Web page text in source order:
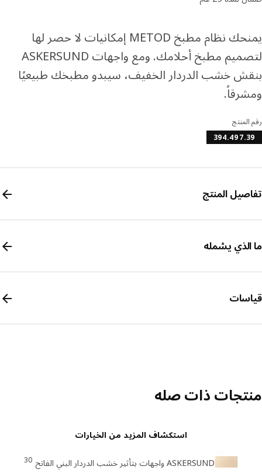
يمنحك نظام مطبخ METOD إمكانيات لا حصر لها
لتصميم مطبخ أحلامك. ومع واجهات ASKERSUND
خشب الدردار الخفيف، سيبدو مطبخك طبيعيًا
المنتج
يشمله
ذات صله
استكشاف المزيد من الخيارات
ASKERSUND واجهات بتأثير خشب الدردار البني الفاتح 30